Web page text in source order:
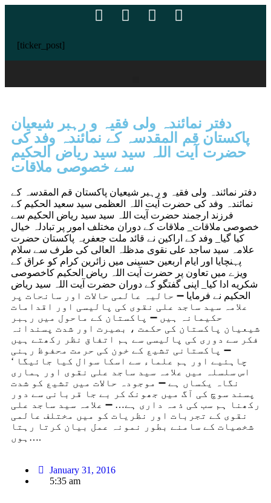
[ticker_post]
دفتر نمائندہ ولی فقیہ و رہبر شیعیان
پاکستان قم المقدسہ کے نمائندہ وفد کی
حضرت آیت اللہ سید سید ریاض الحکیم
سے خصوصی ملاقات
دفتر نمائندہ ولی فقیہ و رہبر شیعیان پاکستان قم المقدسہ کے
نمائندہ وفد کی حضرت آیت اللہ العظمی سید سعید الحکیم کے
فرزند ارجمند حضرت آیت اللہ سید سید ریاض الحکیم سے
خصوصی ملاقات_ ملاقات کے دوران مختلف امور پر تبادلہ خیال
کیا گیا_ وفد کے اراکین نے قائد ملت جعفریہ پاکستان حضرت
علامہ سید ساجد علی نقوی مدظلہ العالی کی طرف سے سلام
پہنچایا اور ایام اربعین حسینی میں زائرین کرام کو عراق کے
ویزے میں تعاون پر حضرت آیت اللہ ریاض الحکیم کاخصوصی
شکریه ادا کیا_ اپنی گفتگو کے دوران حضرت آیت اللہ سید ریاض
الحکیم نے فرمایا ➖ حالیہ عالمی حالات اور سانحات پر
علامہ سید ساجد علی نقوی کی پالیسی اور اقدامات
حکیمانہ ہیں ➖ پاکستان کے ماحول میں رہبر
شیعیان پاکستان کی حکمت ، بصیرت اور شدت پسندانہ
فکر سے دوری کی پالیسی سے ہم اتفاق نظر رکھتے ہیں
➖ پاکستانی تشیع کے خون کی حرمت محفوظ رہنی
چاہئیے اور ہم علماء سے اسکا سوال کیا جائیگا ‘
اس سلسلہ میں علامہ سید ساجد علی نقوی اور ہماری
نگاہ یکساں ہے ➖ موجودہ حالات میں تشیع کو شدت
پسند سوچ کی آگ میں جھونک کر بے جا قربانی سے دور
رکھنا ہم سب کی ذمہ داری ہے… ➖ علامہ سید ساجد علی
نقوی کے تجربات اور نظریات کو میں مختلف عالمی
شخصیات کے سامنے بطور نمونہ عمل بیان کرتا رہتا
ہوں….
January 31, 2016
5:35 am